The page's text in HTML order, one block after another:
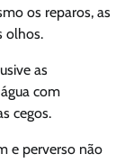
os reparos, as
olhos.
as
com
cegos.
e perverso não